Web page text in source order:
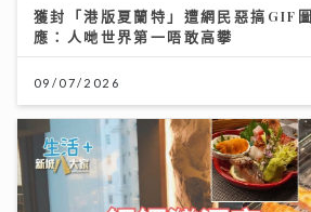
獲封「港版夏蘭特」遭網民惡搞GIF
應：人哋世界第一唔敢高攀
09/07/2026